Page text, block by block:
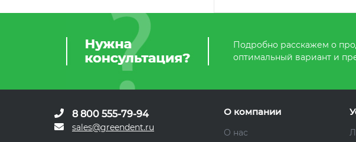
Подробно расскажем о
оптимальный вариант и
8 800 555-79-94
sales@greendent.ru
О компании
О нас